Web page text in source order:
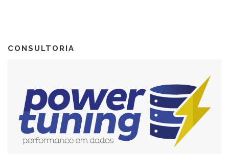
CONSULTORIA